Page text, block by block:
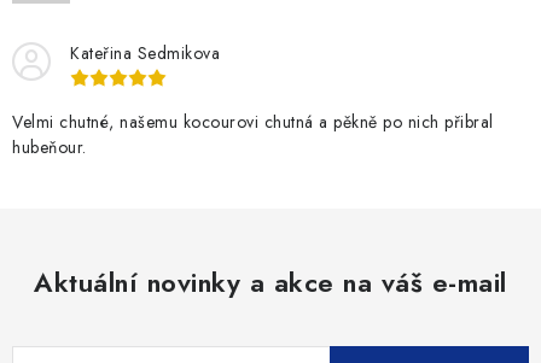
Kateřina Sedmikova
Velmi chutné, našemu kocourovi chutná a pěkně po nich přibral
hubeňour.
Aktuální novinky a akce na váš e-mail